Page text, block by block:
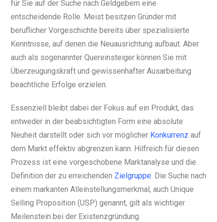
für Sie auf der Suche nach Geldgebern eine
entscheidende Rolle. Meist besitzen Gründer mit
beruflicher Vorgeschichte bereits über spezialisierte
Kenntnisse, auf denen die Neuausrichtung aufbaut. Aber
auch als sogenannter Quereinsteiger können Sie mit
Überzeugungskraft und gewissenhafter Ausarbeitung
beachtliche Erfolge erzielen.
Essenziell bleibt dabei der Fokus auf ein Produkt, das
entweder in der beabsichtigten Form eine absolute
Neuheit darstellt oder sich vor möglicher Konkurrenz auf
dem Markt effektiv abgrenzen kann. Hilfreich für diesen
Prozess ist eine vorgeschobene Marktanalyse und die
Definition der zu erreichenden Zielgruppe. Die Suche nach
einem markanten Alleinstellungsmerkmal, auch Unique
Selling Proposition (USP) genannt, gilt als wichtiger
Meilenstein bei der Existenzgründung.